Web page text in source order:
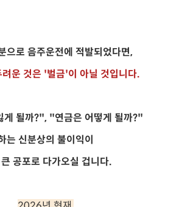
으로 음주운전에 적발되었다면,
운 것은 '벌금'이 아닐 것입니다.
게 될까?", "연금은 어떻게 될까?"
는 신분상의 불이익이
공포로 다가오실 겁니다.